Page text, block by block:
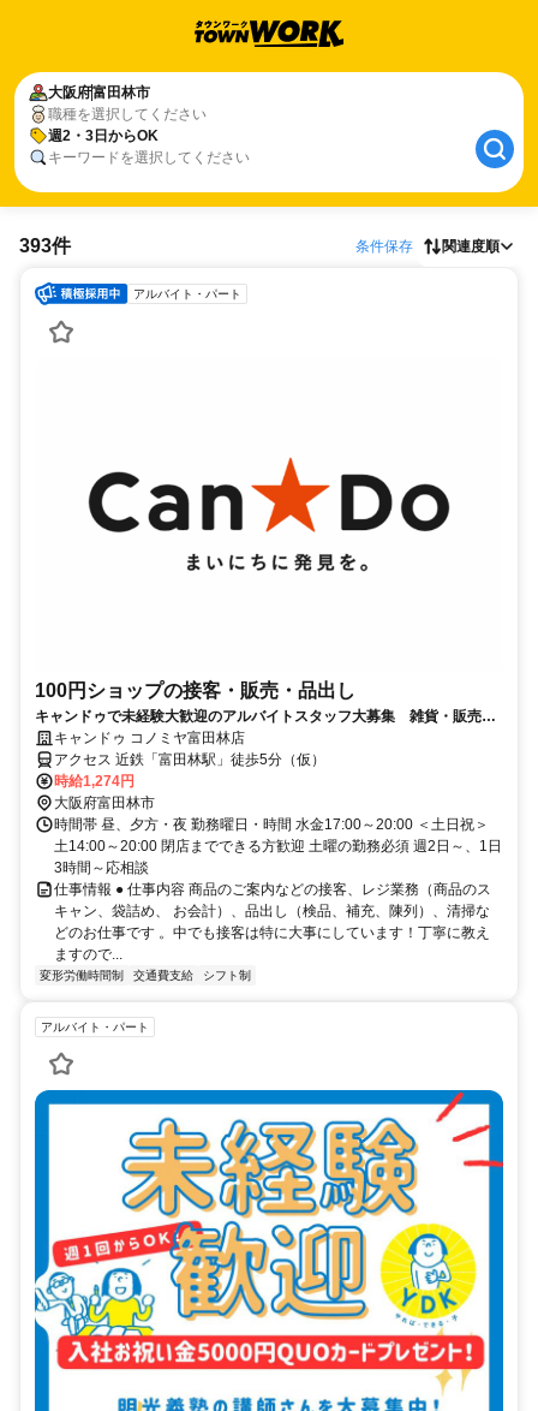
大阪府富田林市
職種を選択してください
週2・3日からOK
キーワードを選択してください
393件 条件保存 関連度順
アルバイト・パート
100円ショップの接客・販売・品出し
キャンドゥで未経験大歓迎のアルバイトスタッフ大募集 雑貨・販売・
接客好きの方にオススメ！
キャンドゥ コノミヤ富田林店
アクセス 近鉄「富田林駅」徒歩5分（仮）
時給1,274円
大阪府富田林市
時間帯 昼、夕方・夜 勤務曜日・時間 水金17:00～20:00 ＜土日祝＞
土14:00～20:00 閉店までできる方歓迎 土曜の勤務必須 週2日～、1日
3時間～応相談
仕事情報 ● 仕事内容 商品のご案内などの接客、レジ業務（商品のス
キャン、袋詰め、 お会計）、品出し（検品、補充、陳列）、清掃な
どのお仕事です 。中でも接客は特に大事にしています！丁寧に教え
ますので...
変形労働時間制 交通費支給 シフト制
アルバイト・パート